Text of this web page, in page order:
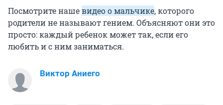
Посмотрите нашевидео о мальчике, которого
родители не называют гением. Объясняют они это
просто: каждый ребенок может так, если его
любить и с ним заниматься.
Виктор Аниего